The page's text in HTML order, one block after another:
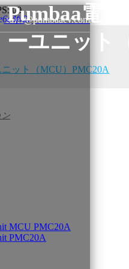
sales@pumbaaev.com
ン
Pumbaa電
ーユニット
ット（MCU）PMC20A